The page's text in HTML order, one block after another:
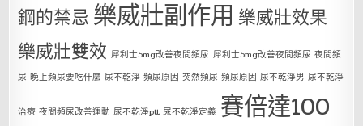
鋼的禁忌 樂威壯副作用 樂威壯效果
樂威壯雙效 犀利士5mg改善夜間頻尿 犀利士5mg改善夜間頻尿 夜間頻
尿 晚上頻尿要吃什麼 尿不乾淨 頻尿原因 突然頻尿 頻尿原因 尿不乾淨男 尿不乾淨
治療 夜間頻尿改善運動 尿不乾淨ptt 尿不乾淨定義 賽倍達100